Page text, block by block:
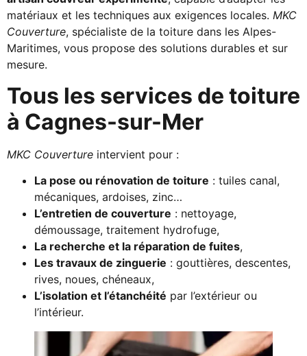
matériaux et les techniques aux exigences locales. MKC
Couverture, spécialiste de la toiture dans les Alpes-
Maritimes, vous propose des solutions durables et sur
mesure.
Tous les services de toiture
à Cagnes-sur-Mer
MKC Couverture intervient pour :
La pose ou rénovation de toiture : tuiles canal,
mécaniques, ardoises, zinc…
L’entretien de couverture : nettoyage,
démoussage, traitement hydrofuge,
La recherche et la réparation de fuites,
Les travaux de zinguerie : gouttières, descentes,
rives, noues, chéneaux,
L’isolation et l’étanchéité par l’extérieur ou
l’intérieur.